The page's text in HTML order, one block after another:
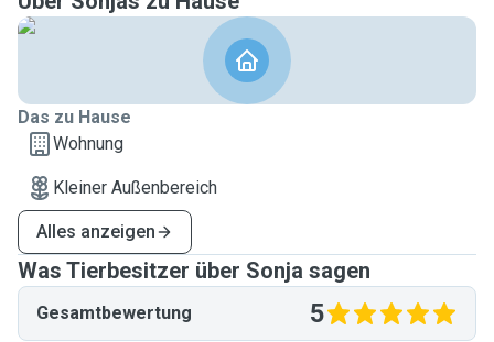
Das zu Hause
Wohnung
Kleiner Außenbereich
Alles anzeigen
Was Tierbesitzer über Sonja sagen
Gesamtbewertung 5